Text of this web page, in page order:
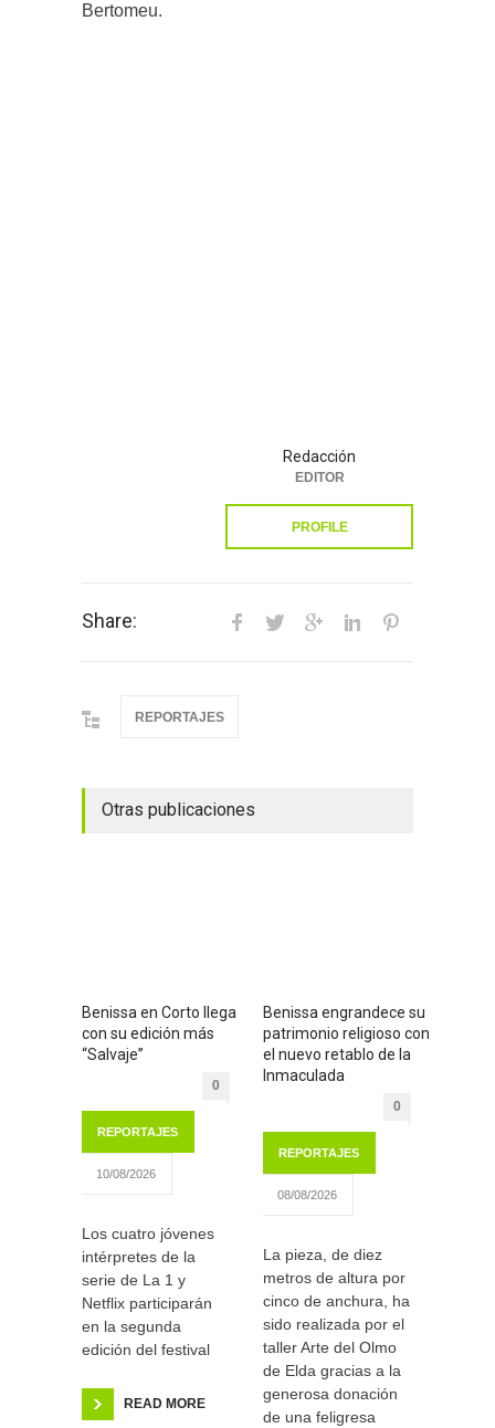
Bertomeu.
Redacción
EDITOR
PROFILE
Share:
REPORTAJES
Otras publicaciones
Benissa en Corto llega
con su edición más
“Salvaje”
0
REPORTAJES
10/08/2026
Los cuatro jóvenes
intérpretes de la
serie de La 1 y
Netflix participarán
en la segunda
edición del festival
READ MORE
Benissa engrandece su
patrimonio religioso con
el nuevo retablo de la
Inmaculada
0
REPORTAJES
08/08/2026
La pieza, de diez
metros de altura por
cinco de anchura, ha
sido realizada por el
taller Arte del Olmo
de Elda gracias a la
generosa donación
de una feligresa